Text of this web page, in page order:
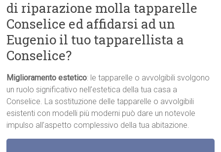
di riparazione molla tapparelle
Conselice ed affidarsi ad un
Eugenio il tuo tapparellista a
Conselice?
Miglioramento estetico: le tapparelle o avvolgibili svolgono
un ruolo significativo nell’estetica della tua casa a
Conselice. La sostituzione delle tapparelle o avvolgibili
esistenti con modelli più moderni può dare un notevole
impulso all’aspetto complessivo della tua abitazione.